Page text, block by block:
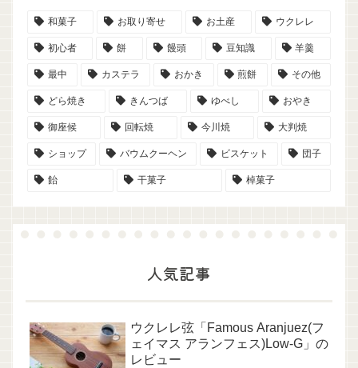
和菓子 お取り寄せ お土産 ウクレレ
初心者 餅 饅頭 豆知識 羊羹
最中 カステラ おかき 煎餅 その他
どら焼き きんつば ゆべし おやき
御座候 回転焼 今川焼 大判焼
ショップ バウムクーヘン ビスケット 団子
飴 干菓子 棹菓子
人気記事
ウクレレ弦「Famous Aranjuez(フ
ェイマス アランフェス)Low-G」の
レビュー